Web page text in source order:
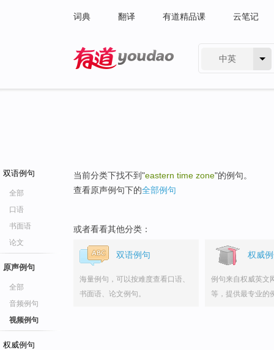
词典 翻译 有道精品课 云笔记
中英
双语例句
全部
口语
书面语
论文
原声例句
全部
音频例句
视频例句
权威例句
当前分类下找不到"eastern time zone"的例句。
查看原声例句下的全部例句
或者看看其他分类：
双语例句
海量例句，可以按难度查看口语、
书面语、论文例句。
权威
例句来自权威英文
等，提供最专业的